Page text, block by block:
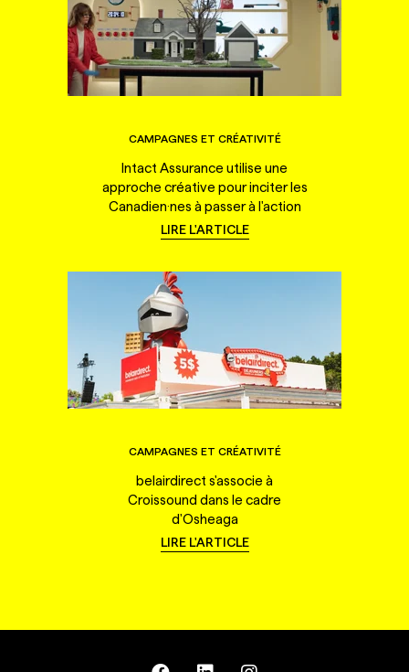
CAMPAGNES ET CRÉATIVITÉ
Intact Assurance utilise une
approche créative pour inciter les
Canadien·nes à passer à l'action
LIRE L'ARTICLE
CAMPAGNES ET CRÉATIVITÉ
belairdirect s'associe à
Croissound dans le cadre
d'Osheaga
LIRE L'ARTICLE